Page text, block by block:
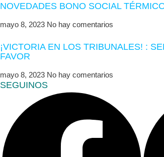
NOVEDADES BONO SOCIAL
mayo 8, 2023 No hay comentarios
¡VICTORIA EN LOS TRIBUNALES! :
FAVOR
mayo 8, 2023 No hay comentarios
SEGUINOS